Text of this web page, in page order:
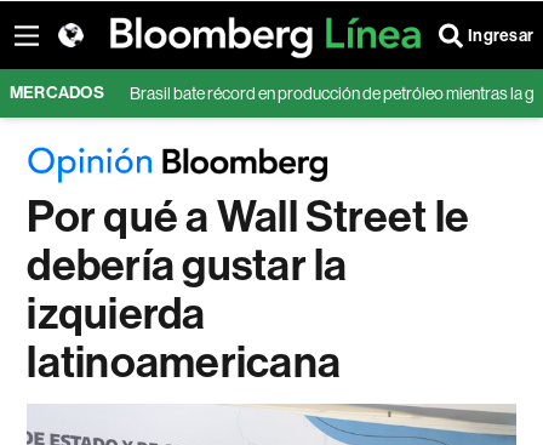
Ingresar
MERCADOSBrasil bate récord en producción de petróleo mientras la guerra en
Por qué a Wall Street le
debería gustar la
izquierda
latinoamericana